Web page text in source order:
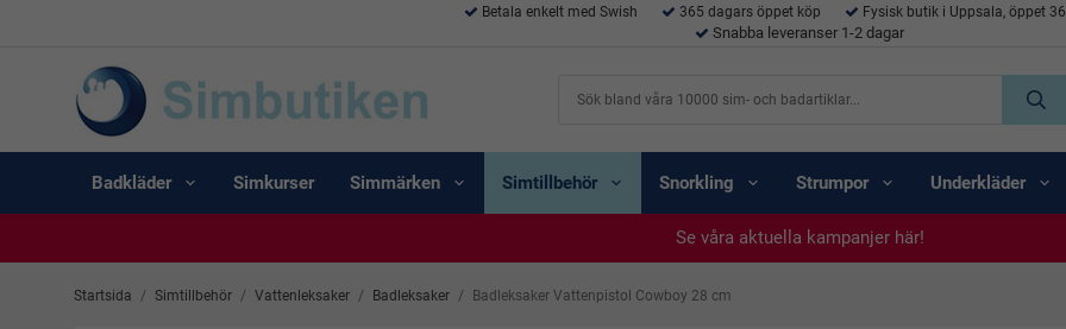
Betala enkelt med Swish 365 dagars öppet köp Fysisk butik i Uppsala, öppet
Snabba leveranser 1-2 dagar
Badkläder Simkurser Simmärken Simtillbehör Snorkling Strumpor Underkläder
Se våra aktuella kampanjer här!
Se våra aktuella kampanjer här!
Se våra aktuella kampanjer här!
Se våra aktuella kampanjer här!
Se våra aktuella kampanjer här!
Startsida / Simtillbehör / Vattenleksaker / Badleksaker / Badleksaker Vattenpistol Cowboy 28 cm